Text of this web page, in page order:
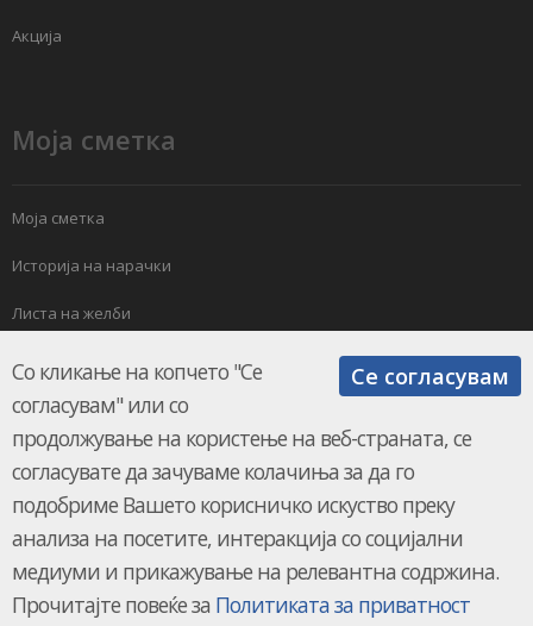
Акција
Моја сметка
Моја сметка
Историја на нарачки
Листа на желби
Електронски билтен
КЛИМАМАРКЕТ.мк © 2026. UKION SHOPS
Се согласувам
Со кликање на копчето "Се
согласувам" или со
продолжување на користење на веб-страната, се
согласувате да зачуваме колачиња за да го
подобриме Вашето корисничко искуство преку
анализа на посетите, интеракција со социјални
медиуми и прикажување на релевантна содржина.
Прочитајте повеќе за Политиката за приватност